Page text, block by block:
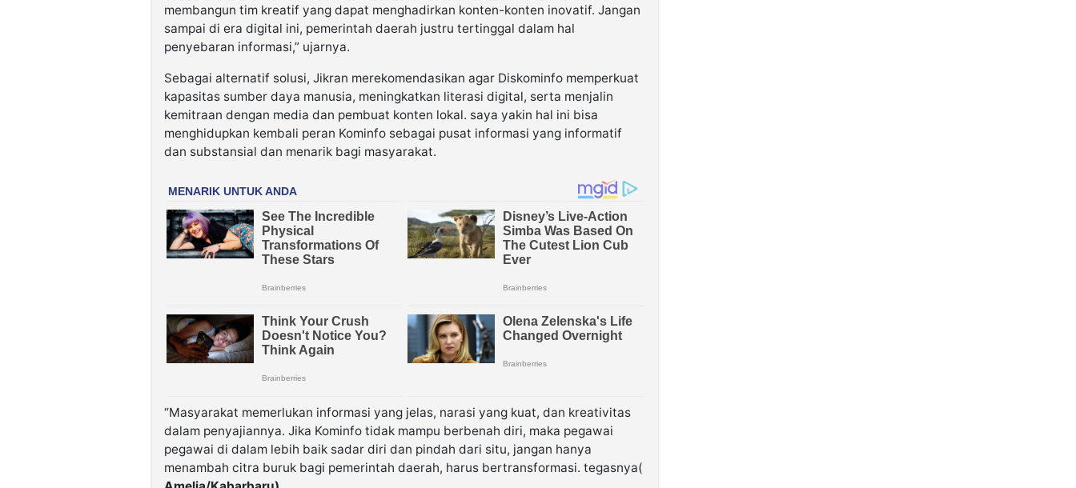
membangun tim kreatif yang dapat menghadirkan konten-konten inovatif. Jangan
sampai di era digital ini, pemerintah daerah justru tertinggal dalam hal
penyebaran informasi,” ujarnya.
Sebagai alternatif solusi, Jikran merekomendasikan agar Diskominfo memperkuat
kapasitas sumber daya manusia, meningkatkan literasi digital, serta menjalin
kemitraan dengan media dan pembuat konten lokal. saya yakin hal ini bisa
menghidupkan kembali peran Kominfo sebagai pusat informasi yang informatif
dan substansial dan menarik bagi masyarakat.
“Masyarakat memerlukan informasi yang jelas, narasi yang kuat, dan kreativitas
dalam penyajiannya. Jika Kominfo tidak mampu berbenah diri, maka pegawai
pegawai di dalam lebih baik sadar diri dan pindah dari situ, jangan hanya
menambah citra buruk bagi pemerintah daerah, harus bertransformasi. tegasnya(